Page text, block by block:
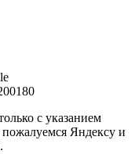
с указанием
Яндексу и